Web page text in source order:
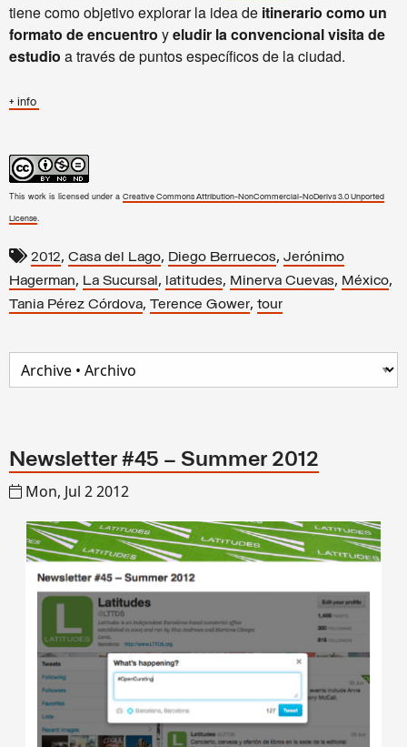
tiene como objetivo explorar la idea de itinerario como un
formato de encuentro yeludir la convencional visita de
estudio a través de puntos específicos de la ciudad.
+ info
This work is licensed under a Creative Commons Attribution-NonCommercial-NoDerivs 3.0 Unported
License.
2012, Casa del Lago, Diego Berruecos, Jerónimo
Hagerman, La Sucursal , latitudes, Minerva Cuevas, México,
Tania Pérez Córdova, Terence Gower, tour
Newsletter #45 – Summer 2012
Mon, Jul 2 2012